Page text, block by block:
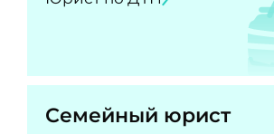
Семейный юрист